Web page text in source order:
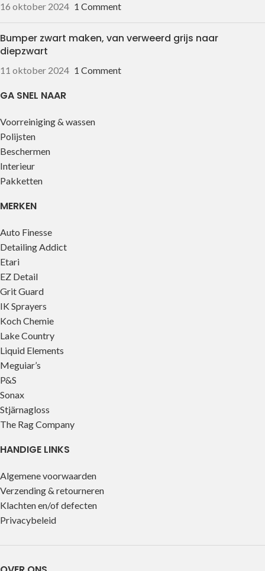
16 oktober 2024 1 Comment
Bumper zwart maken, van verweerd grijs naar
diepzwart
11 oktober 2024 1 Comment
GA SNEL NAAR
Voorreiniging & wassen
Polijsten
Beschermen
Interieur
Pakketten
MERKEN
Auto Finesse
Detailing Addict
Etari
EZ Detail
Grit Guard
IK Sprayers
Koch Chemie
Lake Country
Liquid Elements
Meguiar’s
P&S
Sonax
Stjärnagloss
The Rag Company
HANDIGE LINKS
Algemene voorwaarden
Verzending & retourneren
Klachten en/of defecten
Privacybeleid